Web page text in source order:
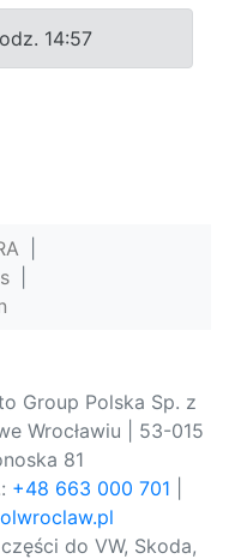
14:57
Group Polska Sp. z
Wrocławiu | 53-015
81
+48 663 000 701
do VW, Skoda,